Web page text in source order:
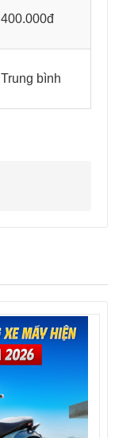
400.000đ
Trung bình